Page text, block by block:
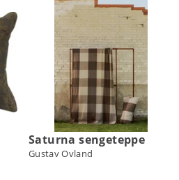
Saturna sengeteppe
Gustav Ovland